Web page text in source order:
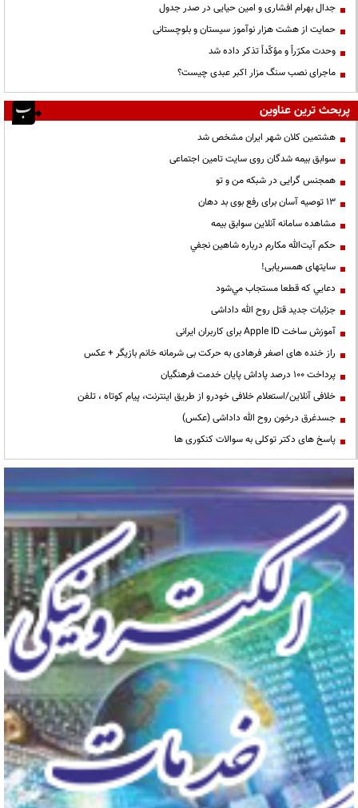
جدال بهرام افشاری و امین حیایی در صدر جدول
حمایت از هشت هزار نوآموز سیستان و بلوچستانی
وحدت مکرّراً و مؤکّداً تذکر داده شد
ماجرای نصب سنگ مزار اکبر عبدی چیست؟
پربحث ترین عناوین
هشتمین کلان شهر ایران مشخص شد
سوابق بیمه شدگان روی سایت تامین اجتماعی
همجنس گرایی در شبکه من و تو
13 توصیه آسان برای رفع بوی بد دهان
مشاهده سامانه آنلاين سوابق بیمه
حكم آيت‌الله مكارم درباره شاهين نجفي
سایتهای همسریابی!
دعايي كه قطعا مستجاب مي‌شود
جزئیات جدید قتل روح الله داداشی
آموزش ساخت Apple ID برای کاربران ایرانی
راز خنده های اصغر فرهادی به حرکت بی شرمانه خانم بازیگر + عکس
پرداخت ۱۰۰ درصد پاداش پایان خدمت فرهنگیان
خلافی آنلاین/استعلام خلافی خودرو از طریق اینترنت، پیام کوتاه ، تلفن
جسدغرق درخون روح الله داداشی (عکس)
پاسخ های دکتر توکلی به سوالات کنکوری ها